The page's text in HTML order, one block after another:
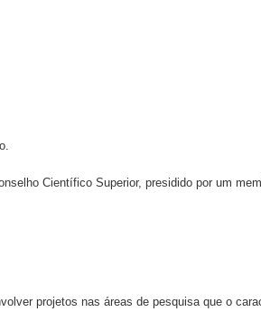
Científico Superior, presidido por um
projetos nas áreas de pesquisa que o